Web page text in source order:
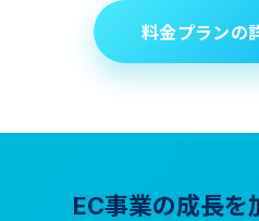
料金プランの
EC事業の成長を